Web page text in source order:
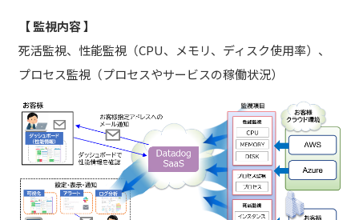
【 監視内容 】
死活監視、性能監視（CPU、メモリ、ディスク使用率）、
プロセス監視（プロセスやサービスの稼働状況）